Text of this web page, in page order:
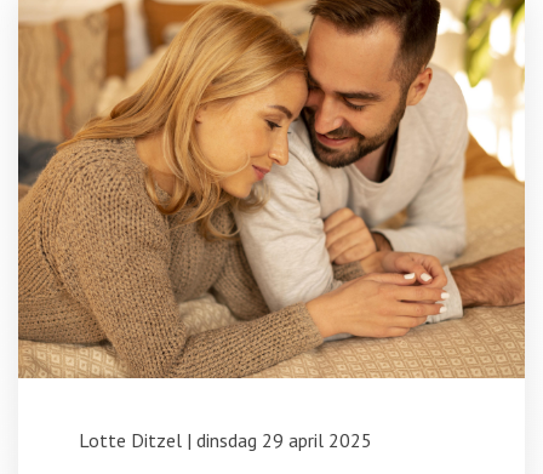
Lotte Ditzel | dinsdag 29 april 2025